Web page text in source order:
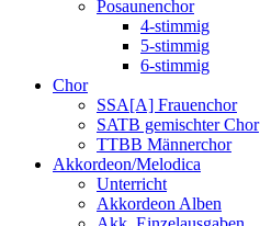
Posaunenchor
4-stimmig
5-stimmig
6-stimmig
Chor
SSA[A] Frauenchor
SATB gemischter Chor
TTBB Männerchor
Akkordeon/Melodica
Unterricht
Akkordeon Alben